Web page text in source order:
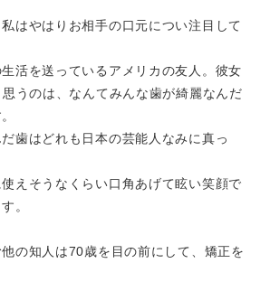
はやはりお相手の口元につい注目して
活を送っているアメリカの友人。彼女
うのは、なんてみんな歯が綺麗なんだ
歯はどれも日本の芸能人なみに真っ
えそうなくらい口角あげて眩い笑顔で
。
の知人は70歳を目の前にして、矯正を